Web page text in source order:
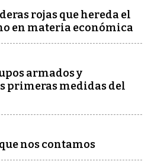
rojas que hereda el
en materia económica
armados y
primeras medidas del
nos contamos